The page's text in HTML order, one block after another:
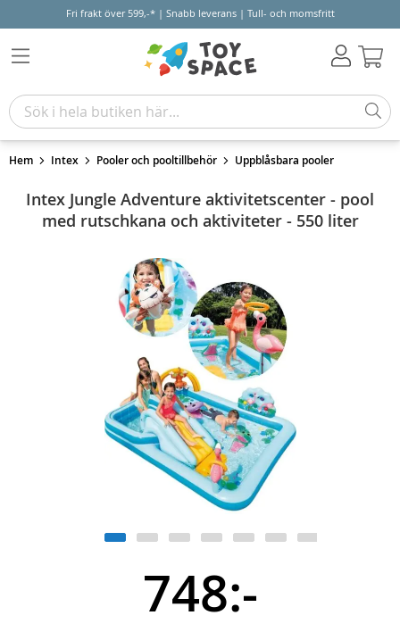
Fri frakt över 599,-* | Snabb leverans | Tull- och momsfritt
Hem Intex Pooler och pooltillbehör Uppblåsbara pooler
Intex Jungle Adventure aktivitetscenter - pool
med rutschkana och aktiviteter - 550 liter
748:-